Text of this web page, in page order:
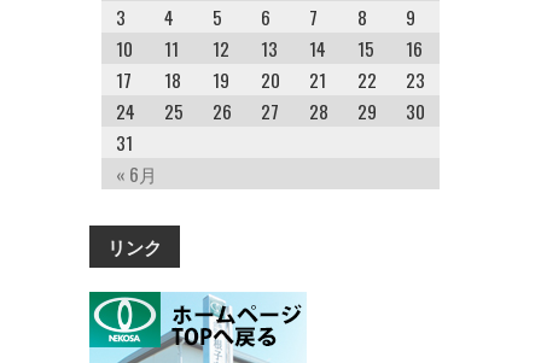
« 6月
3
4 5 6 7 8
9
10
11 12 13 14 15
16
17
18 19 20 21 22
23
24
25 26 27 28 29
30
31
リンク